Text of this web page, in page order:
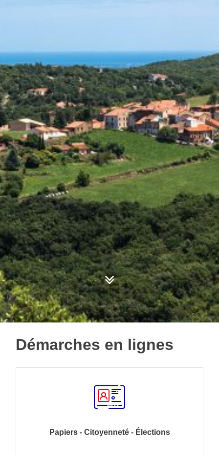
Démarches en lignes
Papiers - Citoyenneté - Élections